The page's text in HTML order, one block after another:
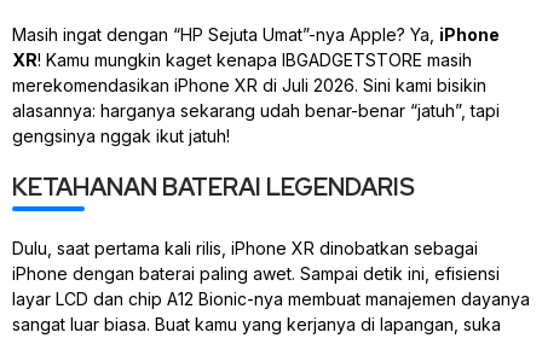
Masih ingat dengan “HP Sejuta Umat”-nya Apple? Ya, iPhone
XR! Kamu mungkin kaget kenapa IBGADGETSTORE masih
merekomendasikan iPhone XR di Juli 2026. Sini kami bisikin
alasannya: harganya sekarang udah benar-benar “jatuh”, tapi
gengsinya nggak ikut jatuh!
KETAHANAN BATERAI LEGENDARIS
Dulu, saat pertama kali rilis, iPhone XR dinobatkan sebagai
iPhone dengan baterai paling awet. Sampai detik ini, efisiensi
layar LCD dan chip A12 Bionic-nya membuat manajemen dayanya
sangat luar biasa. Buat kamu yang kerjanya di lapangan, suka